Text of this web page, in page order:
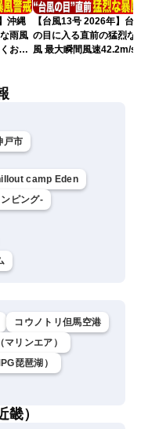
沖縄
雨風
おそ
【台風13号 2026年】台
の目に入る直前の猛烈な
風 最大瞬間風速42.2m/s
戸市
camp Eden
ピング-
コウノトリ但馬空港
リンエア）
琵琶湖）
）